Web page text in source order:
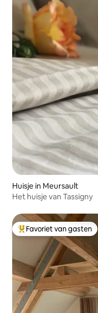
Huisje in Meursault
Het huisje van Tassigny
Topfavoriet van gasten
Favoriet van gasten